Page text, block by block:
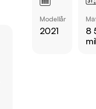
Övrig information
Modellår
2021
8